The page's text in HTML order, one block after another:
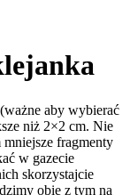
aby wybierać
niż 2×2 cm. Nie
mniejsze fragmenty
w gazecie
skorzystajcie
obie z tym na